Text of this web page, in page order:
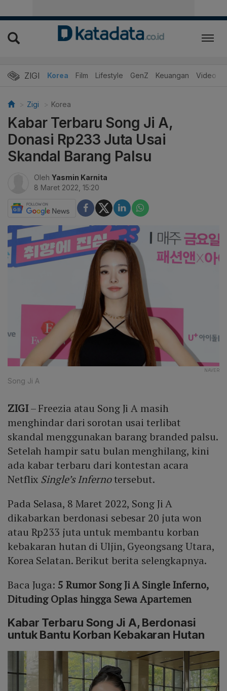
ZIGI
Hits Korea Film Lifestyle GenZ Keuangan Video
Zigi Korea
Kabar Terbaru Song Ji A,
Donasi Rp233 Juta Usai
Skandal Barang Palsu
Oleh Yasmin Karnita
8 Maret 2022, 15:20
NAVER
Song Ji A
ZIGI– Freezia atau Song Ji A masih
menghindar dari sorotan usai terlibat
skandal menggunakan barang branded palsu.
Setelah hampir satu bulan menghilang, kini
ada kabar terbaru dari kontestan acara
Netflix Single’s Infernotersebut.
Pada Selasa, 8 Maret 2022, Song Ji A
dikabarkan berdonasi sebesar 20 juta won
atau Rp233 juta untuk membantu korban
kebakaran hutan di Uljin, Gyeongsang Utara,
Korea Selatan. Berikut berita selengkapnya.
Baca Juga: 5 Rumor Song Ji A Single Inferno,
Dituding Oplas hingga Sewa Apartemen
Kabar Terbaru Song Ji A, Berdonasi
untuk Bantu Korban Kebakaran Hutan